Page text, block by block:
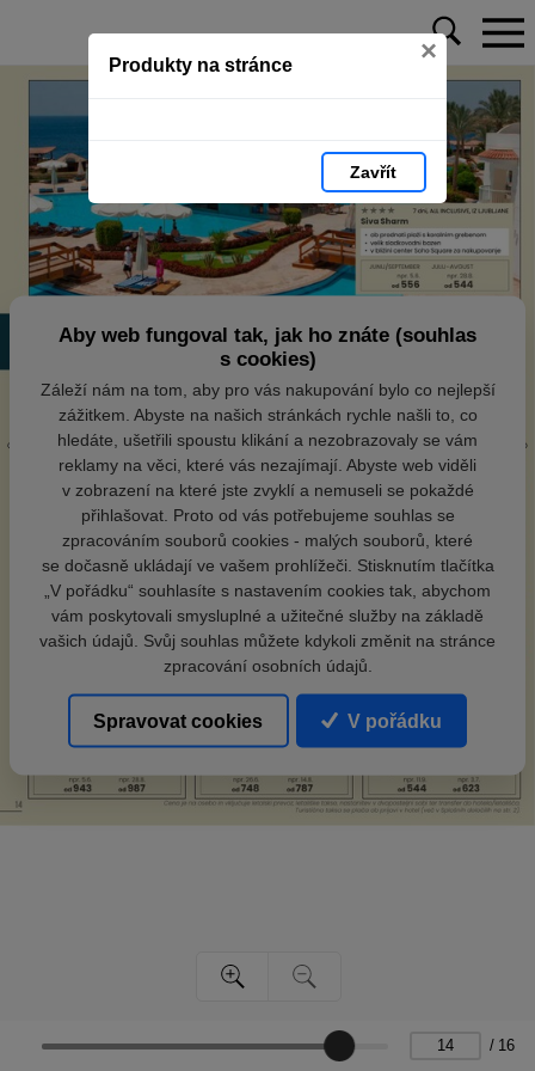
Produkty na stránce ×
Zavřít
/ 16
Aby web fungoval tak, jak ho znáte (souhlas
s cookies)
Záleží nám na tom, aby pro vás nakupování bylo co nejlepší
zážitkem. Abyste na našich stránkách rychle našli to, co
hledáte, ušetřili spoustu klikání a nezobrazovaly se vám
reklamy na věci, které vás nezajímají. Abyste web viděli
v zobrazení na které jste zvyklí a nemuseli se pokaždé
přihlašovat. Proto od vás potřebujeme souhlas se
zpracováním souborů cookies - malých souborů, které
se dočasně ukládají ve vašem prohlížeči. Stisknutím tlačítka
„V pořádku“ souhlasíte s nastavením cookies tak, abychom
vám poskytovali smysluplné a užitečné služby na základě
vašich údajů. Svůj souhlas můžete kdykoli změnit na stránce
zpracování osobních údajů.
Spravovat cookies V pořádku